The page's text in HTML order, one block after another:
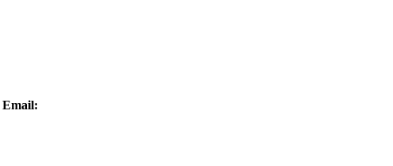
Email: